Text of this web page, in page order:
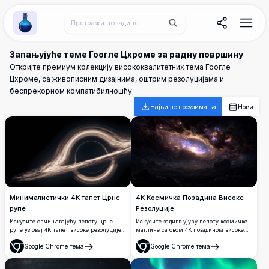
Wallpaper Alchemy
Запањујуће теме Гоогле Цхроме за радну површину
Откријте премиум колекцију висококвалитетних тема Гоогле
Цхроме, са живописним дизајнима, оштрим резолуцијама и
беспрекорном компатибилношћу
Највише преузимања Нови
Минималистички 4K тапет Црне
рупе
Искусите опчињавајућу лепоту црне
рупе уз овај 4K тапет високе резолуције.
Овај минималистички дизајн хвата
импозантни феномен црне рупе,
савршен за љубитеље свемира и свакога
ко жели да дода даљински додир
Google Chrome тема
Отвори
4K Космичка Позадина Високе
Резолуције
Искусите задивљујућу лепоту космичке
маглине са овом 4K позадином високе
резолуције. Слика приказује живу,
ковитлајућу галаксију са живописним
бојама и сложеним детаљима, идеална
за љубитеље свемира и десктоп
Google Chrome тема
Отвори